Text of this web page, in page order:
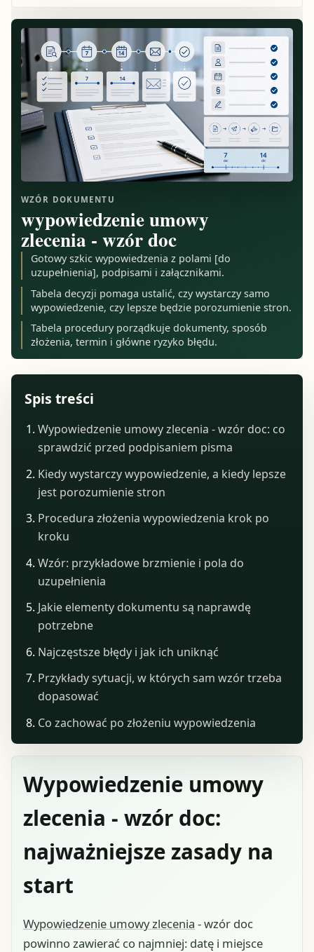
WZÓR DOKUMENTU
wypowiedzenie umowy
zlecenia - wzór doc
Gotowy szkic wypowiedzenia z polami [do
uzupełnienia], podpisami i załącznikami.
Tabela decyzji pomaga ustalić, czy wystarczy samo
wypowiedzenie, czy lepsze będzie porozumienie stron.
Tabela procedury porządkuje dokumenty, sposób
złożenia, termin i główne ryzyko błędu.
Wypowiedzenie umowy
zlecenia - wzór doc:
najważniejsze zasady na
start
Wypowiedzenie umowy zlecenia - wzór doc
powinno zawierać co najmniej: datę i miejsce
Spis treści
Wypowiedzenie umowy zlecenia - wzór doc: co
sprawdzić przed podpisaniem pisma
Kiedy wystarczy wypowiedzenie, a kiedy lepsze
jest porozumienie stron
Procedura złożenia wypowiedzenia krok po
kroku
Wzór: przykładowe brzmienie i pola do
uzupełnienia
Jakie elementy dokumentu są naprawdę
potrzebne
Najczęstsze błędy i jak ich uniknąć
Przykłady sytuacji, w których sam wzór trzeba
dopasować
Co zachować po złożeniu wypowiedzenia